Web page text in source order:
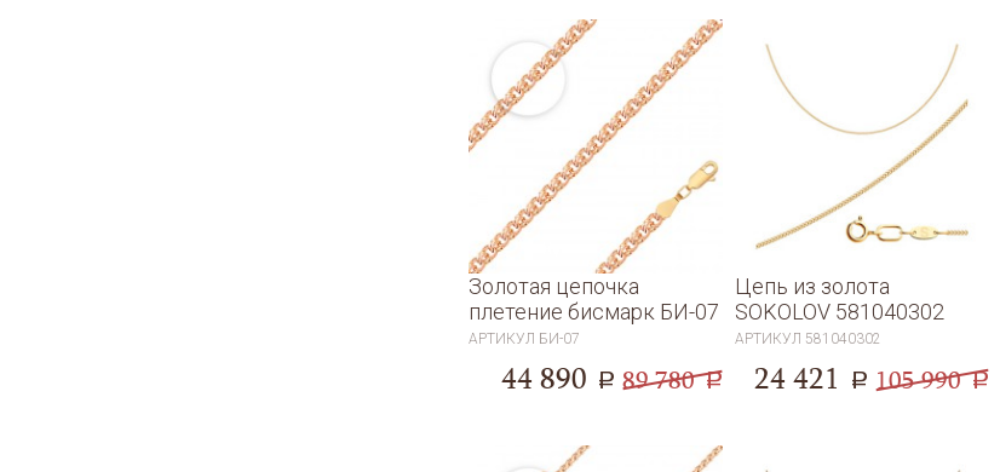
Золотая цепочка
плетение бисмарк БИ-07
АРТИКУЛ БИ-07
44 890 a 89 780 a
Цепь из золота
SOKOLOV 581040302
АРТИКУЛ 581040302
24 421 a 105 990 a